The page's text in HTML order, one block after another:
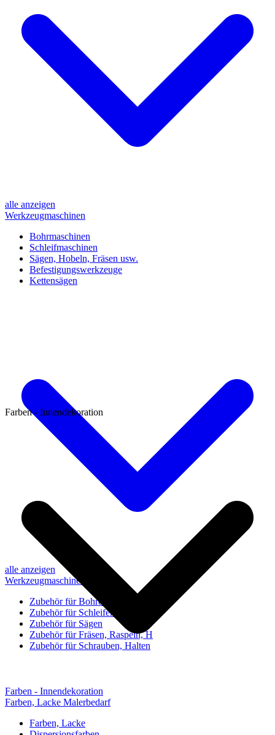
alle anzeigen
Werkzeugmaschinen
Bohrmaschinen
Schleifmaschinen
Sägen, Hobeln, Fräsen usw.
Befestigungswerkzeuge
Kettensägen
alle anzeigen
Werkzeugmaschinen-Zubehör
Zubehör für Bohren, Bohrhilfen
Zubehör für Schleifen, Poliere
Zubehör für Sägen
Zubehör für Fräsen, Raspeln, H
Zubehör für Schrauben, Halten
Farben - Innendekoration
Farben - Innendekoration
Farben, Lacke Malerbedarf
Farben, Lacke